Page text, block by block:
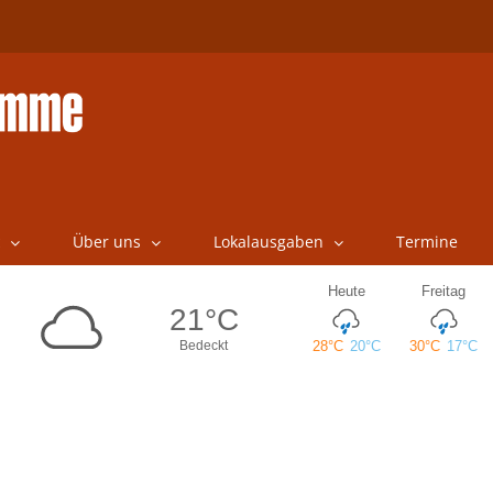
Über uns Lokalausgaben Termine